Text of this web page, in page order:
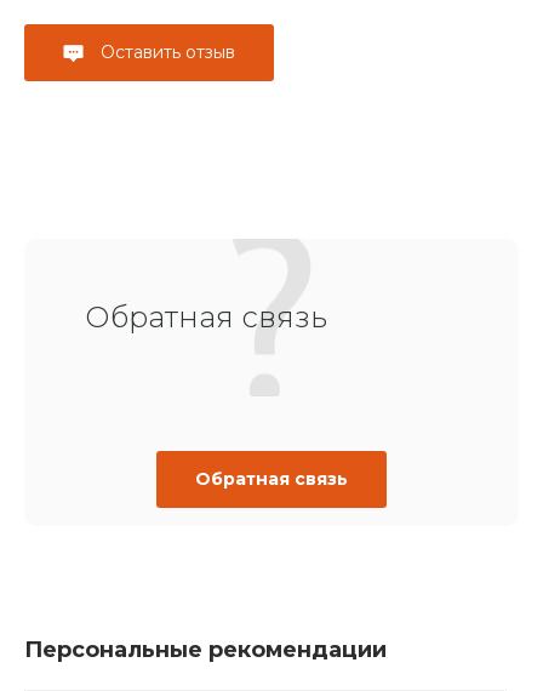
Оставить отзыв
Обратная связь
Обратная связь
Персональные рекомендации